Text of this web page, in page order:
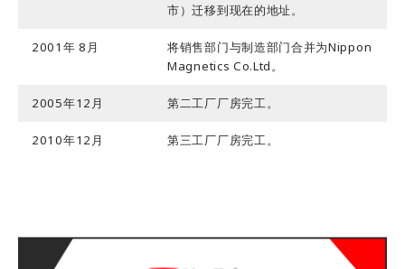
市）迁移到现在的地址。
2001年 8月
将销售部门与制造部门合并为Nippon
Magnetics Co.Ltd。
2005年12月 第二工厂厂房完工。
2010年12月 第三工厂厂房完工。